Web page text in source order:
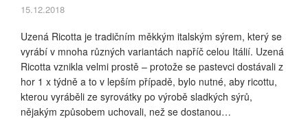
15.12.2018
Uzená Ricotta je tradičním měkkým italským sýrem, který se
vyrábí v mnoha různých variantách napříč celou Itálií. Uzená
Ricotta vznikla velmi prostě – protože se pastevci dostávali z
hor 1 x týdně a to v lepším případě, bylo nutné, aby ricottu,
kterou vyráběli ze syrovátky po výrobě sladkých sýrů,
nějakým způsobem uchovali, než se dostanou…